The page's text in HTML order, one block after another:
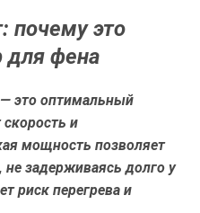
почему это
для фена
это оптимальный
скорость и
мощность позволяет
задерживаясь долго у
риск перегрева и